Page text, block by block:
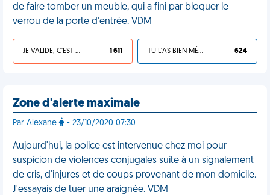
de faire tomber un meuble, qui a fini par bloquer le
verrou de la porte d'entrée. VDM
JE VALIDE, C'EST UNE VDM 1 611 TU L'AS BIEN MÉRITÉ 624
Zone d'alerte maximale
Par Alexane - 23/10/2020 07:30
Aujourd'hui, la police est intervenue chez moi pour
suspicion de violences conjugales suite à un signalement
de cris, d'injures et de coups provenant de mon domicile.
J'essayais de tuer une araignée. VDM